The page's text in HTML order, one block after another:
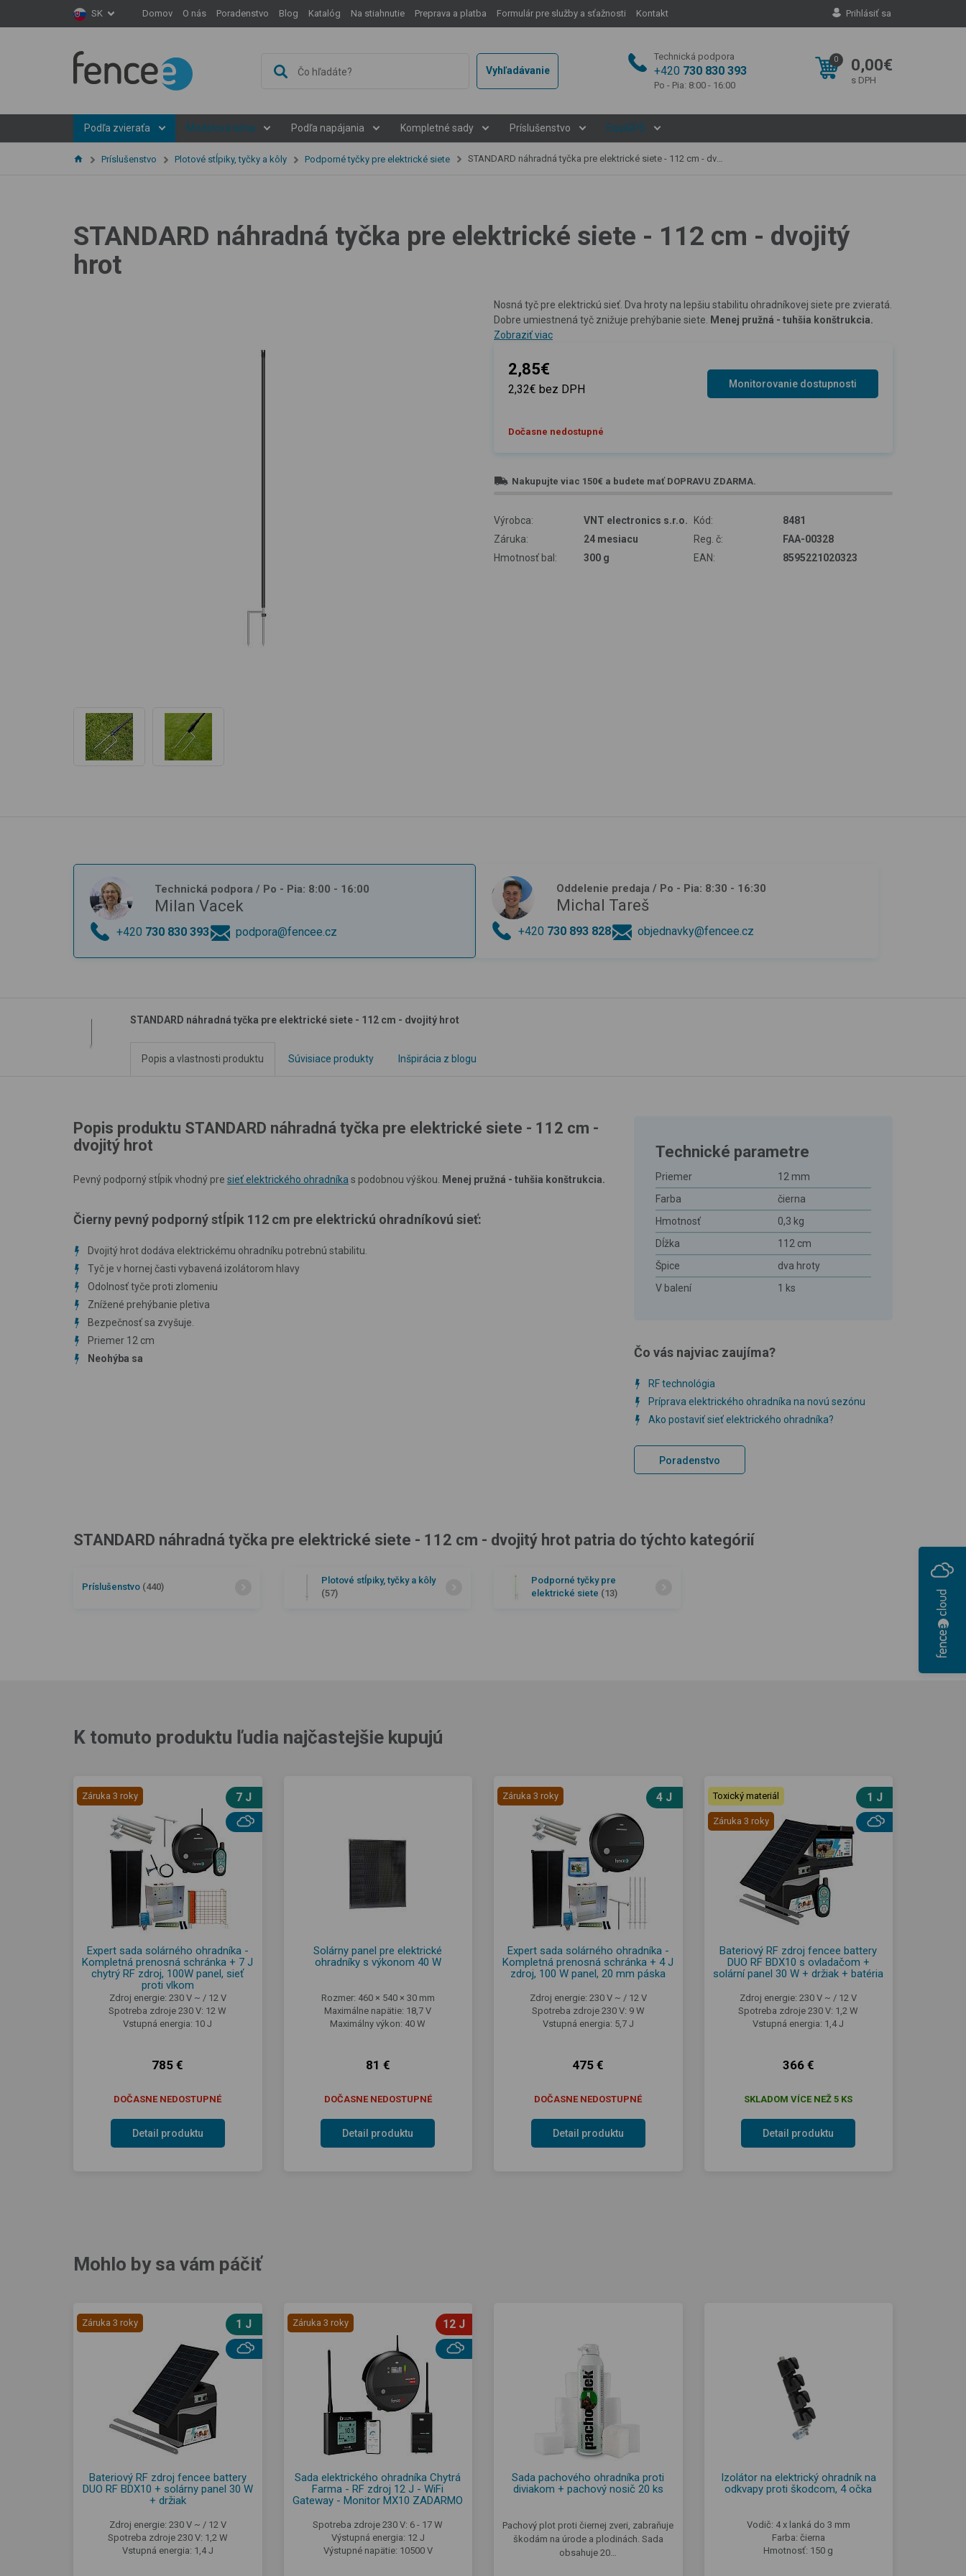
SK Domov O nás Poradenstvo Blog Katalóg Na stiahnutie Preprava a platba Formulár pre služby a sťažnosti Kontakt Prihlásiť sa
Vyhľadávanie
Technická podpora
+420 730 830 393
Po - Pia: 8:00 - 16:00
0 0,00€
s DPH
Podľa zvieraťa Modelová séria Podľa napájania Kompletné sady Príslušenstvo EquiGPS
Príslušenstvo Plotové stĺpiky, tyčky a kôly Podporné tyčky pre elektrické siete STANDARD náhradná tyčka pre elektrické siete - 112 cm - dvojitý hrot
STANDARD náhradná tyčka pre elektrické siete - 112 cm - dvojitý
hrot
Nosná tyč pre elektrickú sieť. Dva hroty na lepšiu stabilitu ohradníkovej siete pre zvieratá.
Dobre umiestnená tyč znižuje prehýbanie siete. Menej pružná - tuhšia konštrukcia.
Zobraziť viac
2,85€
2,32€ bez DPH Monitorovanie dostupnosti
Dočasne nedostupné
Nakupujte viac 150€ a budete mať DOPRAVU ZDARMA.
Výrobca: VNT electronics s.r.o. Kód:
8481
Záruka:
24 mesiacu Reg. č:
FAA-00328
Hmotnosť bal:
300 g EAN: 8595221020323
Technická podpora / Po - Pia: 8:00 - 16:00
Milan Vacek
+420 730 830 393 podpora@fencee.cz
Oddelenie predaja / Po - Pia: 8:30 - 16:30
Michal Tareš
+420 730 893 828 objednavky@fencee.cz
STANDARD náhradná tyčka pre elektrické siete - 112 cm - dvojitý hrot
Popis a vlastnosti produktu Súvisiace produkty Inšpirácia z blogu
Popis produktu STANDARD náhradná tyčka pre elektrické siete - 112 cm -
dvojitý hrot
Pevný podporný stĺpik vhodný pre sieť elektrického ohradníka s podobnou výškou. Menej pružná - tuhšia konštrukcia.
Čierny pevný podporný stĺpik 112 cm pre elektrickú ohradníkovú sieť:
Dvojitý hrot dodáva elektrickému ohradníku potrebnú stabilitu.
Tyč je v hornej časti vybavená izolátorom hlavy
Odolnosť tyče proti zlomeniu
Znížené prehýbanie pletiva
Bezpečnosť sa zvyšuje.
Priemer 12 cm
Neohýba sa
Technické parametre
Priemer
12 mm
Farba
čierna
Hmotnosť
0,3 kg
Dĺžka
112 cm
Špice
dva hroty
V balení
1 ks
Čo vás najviac zaujíma?
RF technológia
Príprava elektrického ohradníka na novú sezónu
Ako postaviť sieť elektrického ohradníka?
Poradenstvo
STANDARD náhradná tyčka pre elektrické siete - 112 cm - dvojitý hrot patria do týchto kategórií
Príslušenstvo (440)
Plotové stĺpiky, tyčky a kôly
(57)
Podporné tyčky pre
elektrické siete (13)
K tomuto produktu ľudia najčastejšie kupujú
Záruka 3 roky 7 J
Expert sada solárného ohradníka -
Kompletná prenosná schránka + 7 J
chytrý RF zdroj, 100W panel, sieť
proti vlkom
Zdroj energie: 230 V ~ / 12 V
Spotreba zdroje 230 V: 12 W
Vstupná energia: 10 J
785 €
DOČASNE NEDOSTUPNÉ
Detail produktu
Solárny panel pre elektrické
ohradníky s výkonom 40 W
Rozmer: 460 × 540 × 30 mm
Maximálne napätie: 18,7 V
Maximálny výkon: 40 W
81 €
DOČASNE NEDOSTUPNÉ
Detail produktu
Záruka 3 roky 4 J
Expert sada solárného ohradníka -
Kompletná prenosná schránka + 4 J
zdroj, 100 W panel, 20 mm páska
Zdroj energie: 230 V ~ / 12 V
Spotreba zdroje 230 V: 9 W
Vstupná energia: 5,7 J
475 €
DOČASNE NEDOSTUPNÉ
Detail produktu
Toxický materiál
Záruka 3 roky
1 J
Bateriový RF zdroj fencee battery
DUO RF BDX10 s ovladačom +
solární panel 30 W + držiak + batéria
Zdroj energie: 230 V ~ / 12 V
Spotreba zdroje 230 V: 1,2 W
Vstupná energia: 1,4 J
366 €
SKLADOM VÍCE NEŽ 5 KS
Detail produktu
Mohlo by sa vám páčiť
Záruka 3 roky 1 J
Bateriový RF zdroj fencee battery
DUO RF BDX10 + solárny panel 30 W
+ držiak
Zdroj energie: 230 V ~ / 12 V
Spotreba zdroje 230 V: 1,2 W
Vstupná energia: 1,4 J
Záruka 3 roky 12 J
Sada elektrického ohradníka Chytrá
Farma - RF zdroj 12 J - WiFi
Gateway - Monitor MX10 ZADARMO
Spotreba zdroje 230 V: 6 - 17 W
Výstupná energia: 12 J
Výstupné napätie: 10500 V
Sada pachového ohradníka proti
diviakom + pachový nosič 20 ks
Pachový plot proti čiernej zveri, zabraňuje
škodám na úrode a plodinách. Sada
obsahuje 20…
Izolátor na elektrický ohradník na
odkvapy proti škodcom, 4 očka
Vodič: 4 x lanká do 3 mm
Farba: čierna
Hmotnosť: 150 g